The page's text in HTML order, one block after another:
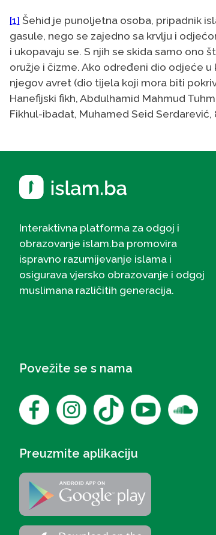
[1] Šehid je punoljetna osoba, pripadnik
gasule, nego se zajedno sa krvlju i
i ukopavaju se. S njih se skida samo ono
oružje i čizme. Ako određeni dio odjeće
njegov avret (dio tijela koji mora biti
Hanefijski fikh, Abdulhamid Mahmud
Fikhul-ibadat, Muhamed Seid Serdarević,
Interaktivna platforma za odgoj i
obrazovanje islam.ba promovira
ispravno razumijevanje islama i
osigurava vjersko obrazovanje i odgoj
muslimana različitih generacija.
Povežite se s nama
Preuzmite aplikaciju